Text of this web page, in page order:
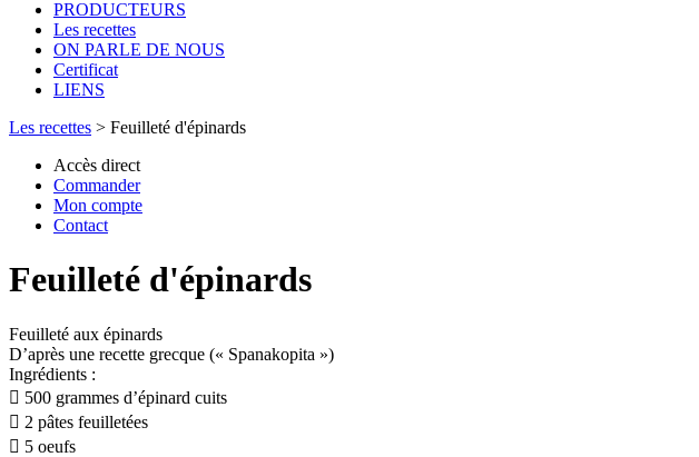
PRODUCTEURS
Les recettes
ON PARLE DE NOUS
Certificat
LIENS
Les recettes > Feuilleté d'épinards
Accès direct
Commander
Mon compte
Contact
Feuilleté d'épinards
Feuilleté aux épinards
D’après une recette grecque (« Spanakopita »)
Ingrédients :
 500 grammes d’épinard cuits
 2 pâtes feuilletées
 5 oeufs